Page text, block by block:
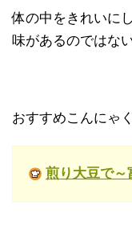
体の中をきれいに
味があるのではな
おすすめこんにゃ
煎り大豆で～